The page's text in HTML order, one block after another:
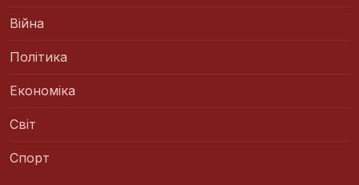
Війна
Політика
Економіка
Світ
Спорт